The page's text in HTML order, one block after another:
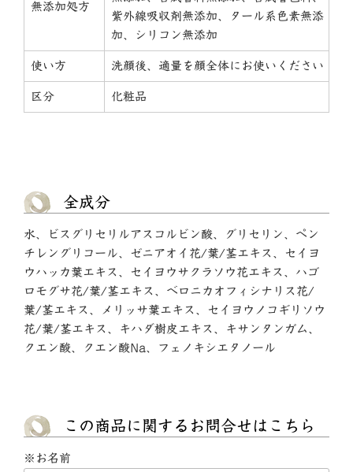
無添加処方
紫外線吸収剤無添加、タール系色素無添
加、シリコン無添加
使い方 洗顔後、適量を顔全体にお使いください
区分 化粧品
全成分
水、ビスグリセリルアスコルビン酸、グリセリン、ペン
チレングリコール、ゼニアオイ花/葉/茎エキス、セイヨ
ウハッカ葉エキス、セイヨウサクラソウ花エキス、ハゴ
ロモグサ花/葉/茎エキス、ベロニカオフィシナリス花/
葉/茎エキス、メリッサ葉エキス、セイヨウノコギリソウ
花/葉/茎エキス、キハダ樹皮エキス、キサンタンガム、
クエン酸、クエン酸Na、フェノキシエタノール
この商品に関するお問合せはこちら
※お名前